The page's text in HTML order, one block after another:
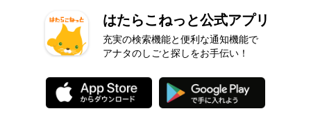
はたらこねっと公式アプリ
充実の検索機能と便利な通知機能で
アナタのしごと探しをお手伝い！